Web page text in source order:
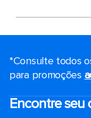
*Consulte todos
para promoções
Encontre seu